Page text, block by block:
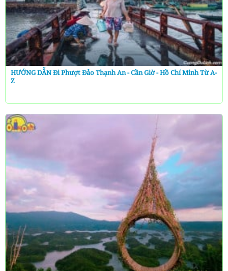
HƯỚNG DẪN Đi Phượt Đảo Thạnh An - Cần Giờ - Hồ Chí Minh Từ A-
Z